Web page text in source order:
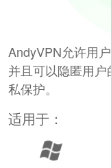
AndyVPN允许用
并且可以隐匿用
私保护。
适用于：